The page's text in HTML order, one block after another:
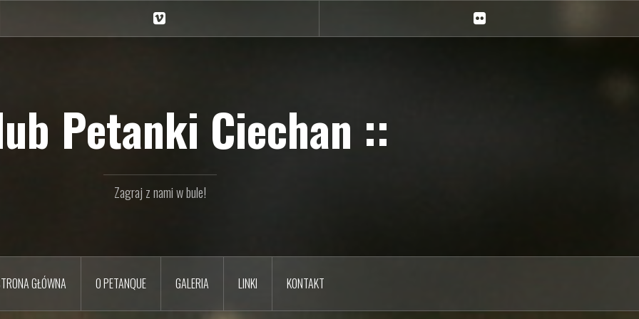
na
na
Petanki Ciechan ::
Zagraj z nami w bule!
GŁÓWNA O PETANQUE GALERIA LINKI KONTAKT